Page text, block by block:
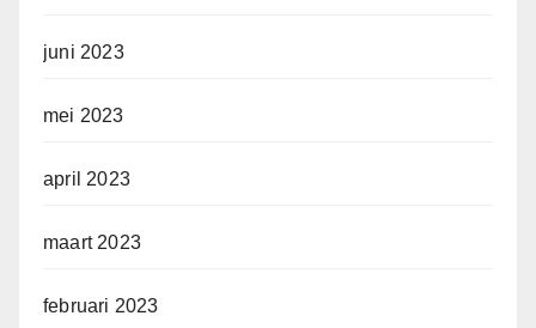
juni 2023
mei 2023
april 2023
maart 2023
februari 2023